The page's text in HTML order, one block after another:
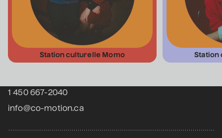
Station culturelle Momo Station
Coordonnées
1 450 667-2040
info@co-motion.ca